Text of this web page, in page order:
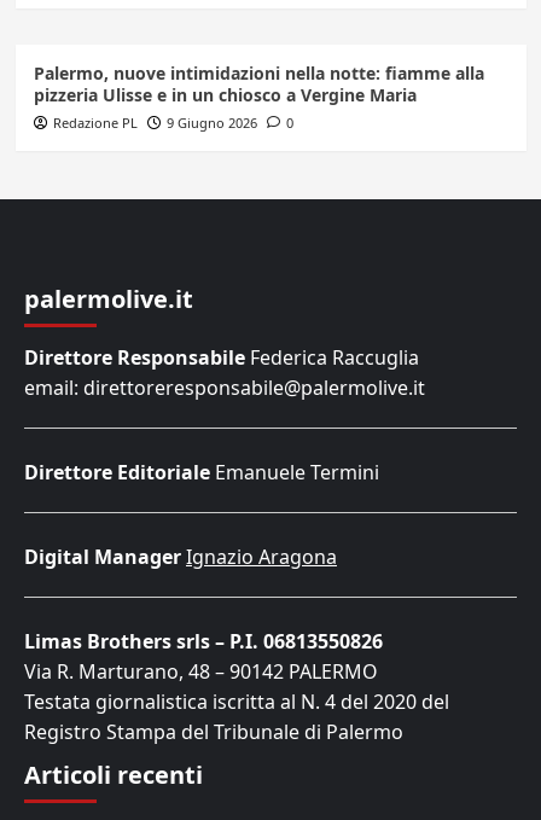
Palermo, nuove intimidazioni nella notte: fiamme alla
pizzeria Ulisse e in un chiosco a Vergine Maria
Redazione PL 9 Giugno 2026 0
palermolive.it
Direttore Responsabile Federica Raccuglia
email: direttoreresponsabile@palermolive.it
Direttore Editoriale Emanuele Termini
Digital ManagerIgnazio Aragona
Limas Brothers srls – P.I. 06813550826
Via R. Marturano, 48 – 90142 PALERMO
Testata giornalistica iscritta al N. 4 del 2020 del
Registro Stampa del Tribunale di Palermo
Articoli recenti